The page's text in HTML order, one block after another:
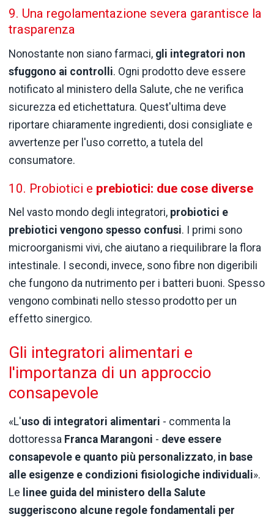
9. Una regolamentazione severa garantisce la
trasparenza
Nonostante non siano farmaci, gli integratori non
sfuggono ai controlli. Ogni prodotto deve essere
notificato al ministero della Salute, che ne verifica
sicurezza ed etichettatura. Quest'ultima deve
riportare chiaramente ingredienti, dosi consigliate e
avvertenze per l'uso corretto, a tutela del
consumatore.
10. Probiotici e prebiotici: due cose diverse
Nel vasto mondo degli integratori, probiotici e
prebiotici vengono spesso confusi. I primi sono
microorganismi vivi, che aiutano a riequilibrare la flora
intestinale. I secondi, invece, sono fibre non digeribili
che fungono da nutrimento per i batteri buoni. Spesso
vengono combinati nello stesso prodotto per un
effetto sinergico.
Gli integratori alimentari e
l'importanza di un approccio
consapevole
«L'uso di integratori alimentari - commenta la
dottoressa Franca Marangoni - deve essere
consapevole e quanto più personalizzato, in base
alle esigenze e condizioni fisiologiche individuali».
Le linee guida del ministero della Salute
suggeriscono alcune regole fondamentali per